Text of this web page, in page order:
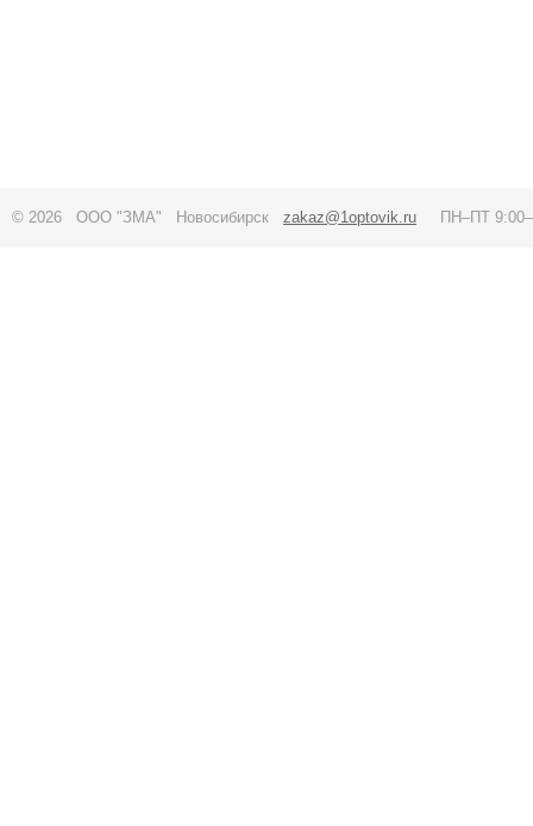
© 2026 ООО "ЗМА" Новосибирск zakaz@1optovik.ru ПН–ПТ